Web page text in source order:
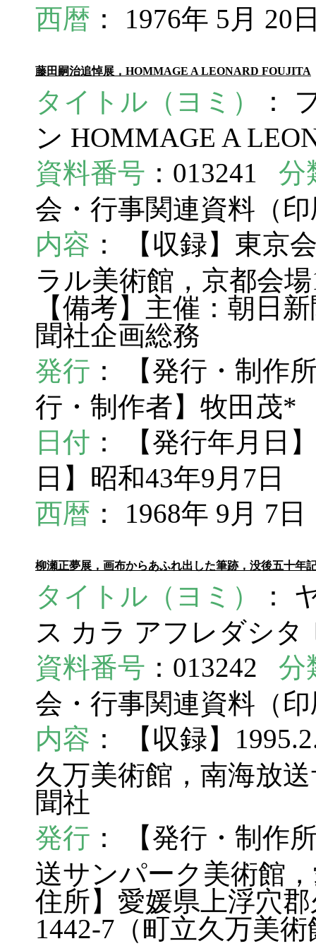
西暦 ： 1976年 5月 20
藤田嗣治追悼展，HOMMAGE A LEONARD FOUJITA
タイトル（ヨミ）
：
ン HOMMAGE A
資料番号 ：013241 分
会・行事関連資料（
内容 ： 【収録】東京
ラル美術館，京都会
【備考】主催：朝日
聞社企画総務
発行 ： 【発行・制作
行・制作者】牧田茂*
日付 ： 【発行年月日
日】昭和43年9月7日
西暦 ： 1968年 9月 7日
柳瀬正夢展，画布からあふれ出した筆跡，没後五十年
タイトル（ヨミ）
：
ス カラ アフレダシタ
資料番号 ：013242 分
会・行事関連資料（
内容 ： 【収録】
久万美術館，南海放
聞社
発行 ： 【発行・制作
送サンパーク美術館
住所】愛媛県上浮穴
1442-7（町立久万美術